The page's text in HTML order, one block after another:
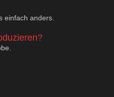
einfach anders.